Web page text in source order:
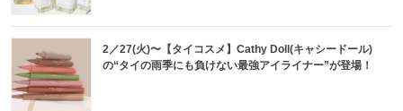
2／27(火)〜【タイコスメ】Cathy Doll(キャシードール)
の“タイの雨季にも負けない最強アイライナー”が登場！